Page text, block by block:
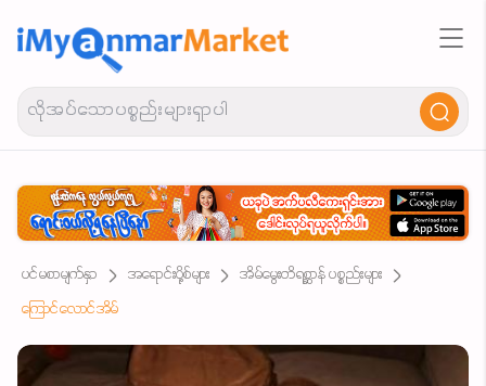
ပင်မစာမျက်နှာ အရောင်းပို့စ်များ
အိမ်မွေးတိရစ္ဆာန် ပစ္စည်းများ
ကြောင်လောင်အိမ်